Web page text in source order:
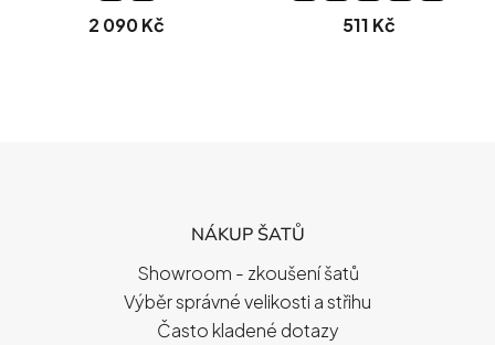
2 090 Kč 511 Kč
NÁKUP ŠATŮ
Showroom - zkoušení šatů
Výběr správné velikosti a střihu
Často kladené dotazy